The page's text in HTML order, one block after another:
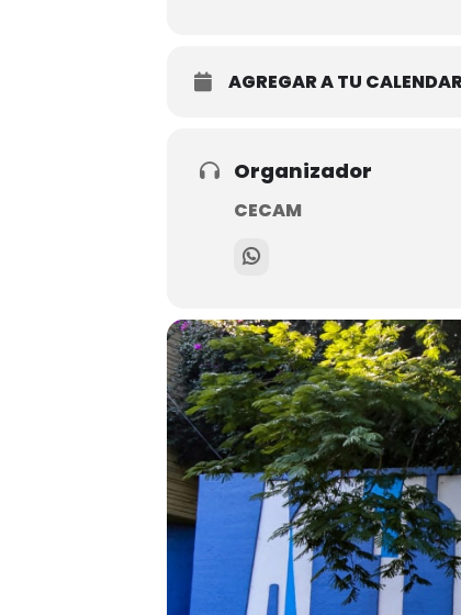
AGREGAR A TU
Organizador
CECAM